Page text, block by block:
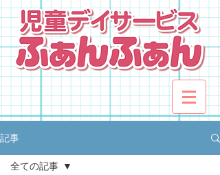
記事
全ての記事